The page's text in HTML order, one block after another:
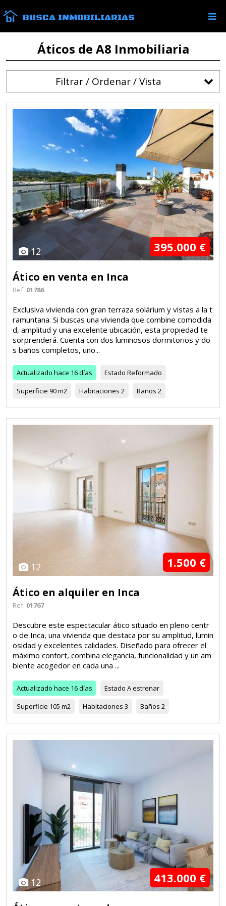
BUSCA INMOBILIARIAS
Áticos de A8 Inmobiliaria
Filtrar / Ordenar / Vista
12 395.000 €
Ático en venta en Inca
Ref. 01786
Exclusiva vivienda con gran terraza solárium y vistas a la t
ramuntana. Si buscas una vivienda que combine comodida
d, amplitud y una excelente ubicación, esta propiedad te
sorprenderá. Cuenta con dos luminosos dormitorios y do
s baños completos, uno...
Actualizado hace 16 días Estado Reformado
Superficie 90 m2 Habitaciones 2 Baños 2
12 1.500 €
Ático en alquiler en Inca
Ref. 01767
Descubre este espectacular ático situado en pleno centr
o de Inca, una vivienda que destaca por su amplitud, lumin
osidad y excelentes calidades. Diseñado para ofrecer el
máximo confort, combina elegancia, funcionalidad y un am
biente acogedor en cada una ...
Actualizado hace 16 días Estado A estrenar
Superficie 105 m2 Habitaciones 3 Baños 2
12 413.000 €